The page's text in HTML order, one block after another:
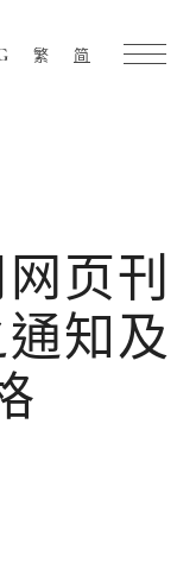
繁 简
页刊
知及